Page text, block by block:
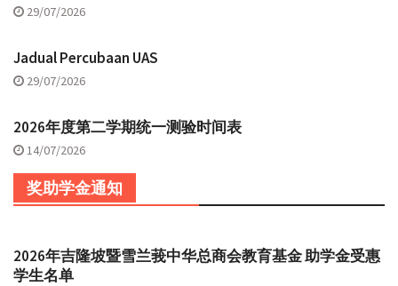
29/07/2026
Jadual Percubaan UAS
29/07/2026
2026年度第二学期统一测验时间表
14/07/2026
奖助学金通知
2026年吉隆坡暨雪兰莪中华总商会教育基金 助学金受惠
学生名单